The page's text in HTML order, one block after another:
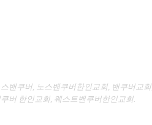
스밴쿠버 노스밴쿠버한인교회 밴쿠버교회
버 한인교회 웨스트밴쿠버한인교회.